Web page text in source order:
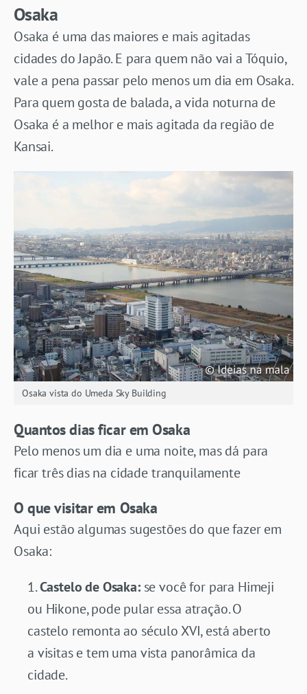
Osaka
Osaka é uma das maiores e mais agitadas
cidades do Japão. E para quem não vai a Tóquio,
vale a pena passar pelo menos um dia em Osaka.
Para quem gosta de balada, a vida noturna de
Osaka é a melhor e mais agitada da região de
Kansai.
Osaka vista do Umeda Sky Building
Quantos dias ficar em Osaka
Pelo menos um dia e uma noite, mas dá para
ficar três dias na cidade tranquilamente
O que visitar em Osaka
Aqui estão algumas sugestões do que fazer em
Osaka:
Castelo de Osaka:se você for para Himeji
ou Hikone, pode pular essa atração. O
castelo remonta ao século XVI, está aberto
a visitas e tem uma vista panorâmica da
cidade.